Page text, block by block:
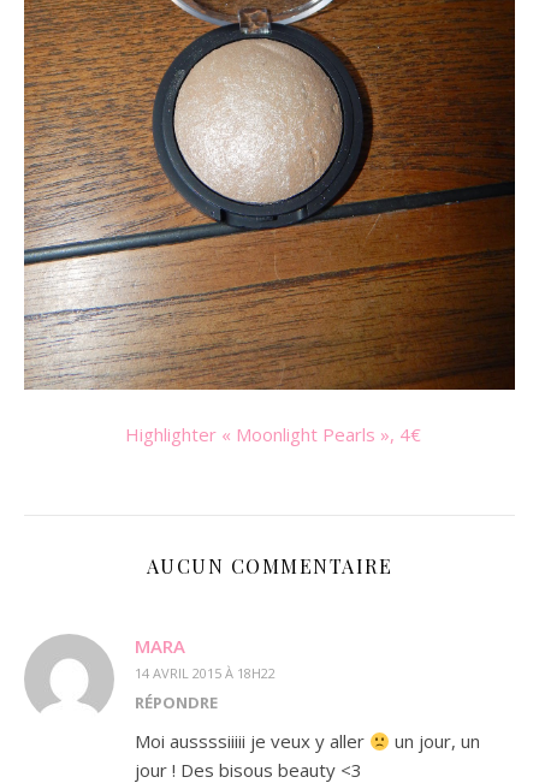
Highlighter « Moonlight Pearls », 4€
AUCUN COMMENTAIRE
MARA
14 AVRIL 2015 À 18H22
RÉPONDRE
Moi aussssiiiii je veux y aller
un jour, un
jour ! Des bisous beauty <3